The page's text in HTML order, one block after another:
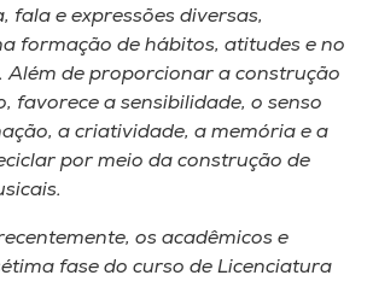
fala e expressões diversas,
formação de hábitos, atitudes e no
Além de proporcionar a construção
favorece a sensibilidade, o senso
a criatividade, a memória e a
por meio da construção de
os acadêmicos e
fase do curso de Licenciatura